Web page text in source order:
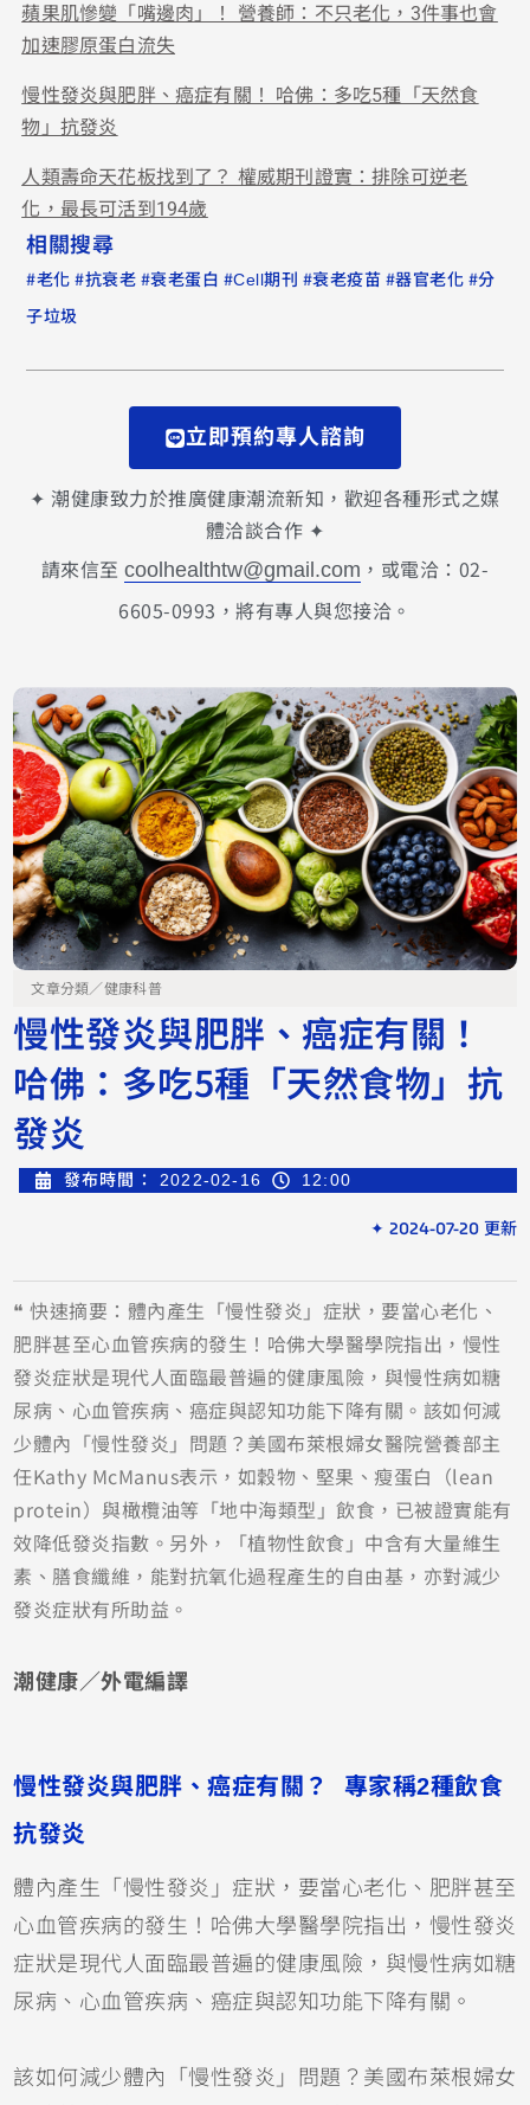
蘋果肌慘變「嘴邊肉」！ 營養師：不只老化，3件事也會
加速膠原蛋白流失
慢性發炎與肥胖、癌症有關！ 哈佛：多吃5種「天然食
物」抗發炎
人類壽命天花板找到了？ 權威期刊證實：排除可逆老
化，最長可活到194歲
相關搜尋
#老化 #抗衰老 #衰老蛋白 #Cell期刊 #衰老疫苗 #器官老化 #分
子垃圾
立即預約專人諮詢
✦ 潮健康致力於推廣健康潮流新知，歡迎各種形式之媒
體洽談合作 ✦
請來信至coolhealthtw@gmail.com ，或電洽：02-
6605-0993，將有專人與您接洽。
文章分類／健康科普
慢性發炎與肥胖、癌症有關！
哈佛：多吃5種「天然食物」抗
發炎
發布時間： 2022-02-16 12:00
✦ 2024-07-20 更新
❝ 快速摘要：體內產生「慢性發炎」症狀，要當心老化、
肥胖甚至心血管疾病的發生！哈佛大學醫學院指出，慢性
發炎症狀是現代人面臨最普遍的健康風險，與慢性病如糖
尿病、心血管疾病、癌症與認知功能下降有關。該如何減
少體內「慢性發炎」問題？美國布萊根婦女醫院營養部主
任Kathy McManus表示，如穀物、堅果、瘦蛋白（lean
protein）與橄欖油等「地中海類型」飲食，已被證實能有
效降低發炎指數。另外，「植物性飲食」中含有大量維生
素、膳食纖維，能對抗氧化過程產生的自由基，亦對減少
發炎症狀有所助益。
潮健康／外電編譯
慢性發炎與肥胖、癌症有關？ 專家稱2種飲食
抗發炎
體內產生「慢性發炎」症狀，要當心老化、肥胖甚至
心血管疾病的發生！哈佛大學醫學院指出，慢性發炎
症狀是現代人面臨最普遍的健康風險，與慢性病如糖
尿病、心血管疾病、癌症與認知功能下降有關。
該如何減少體內「慢性發炎」問題？美國布萊根婦女